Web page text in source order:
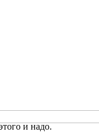
и надо.